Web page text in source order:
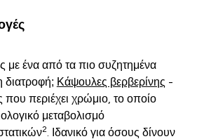
με ένα από τα πιο συζητημένα
διατροφή; Κάψουλες βερβερίνης -
περιέχει χρώμιο, το οποίο
μεταβολισμό
2. Ιδανικό για όσους δίνουν